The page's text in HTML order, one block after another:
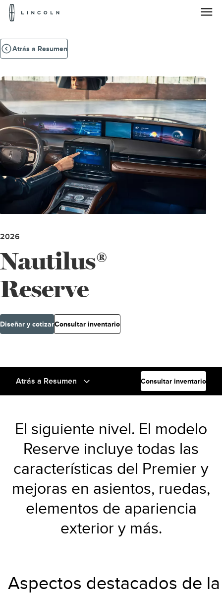
Atrás a Resumen
2026
Nautilus®
Reserve
Diseñar y cotizarConsultar inventario
Atrás a Resumen Consultar inventario
El siguiente nivel. El modelo
Reserve incluye todas las
características del Premier y
mejoras en asientos, ruedas,
elementos de apariencia
exterior y más.
Aspectos destacados de la